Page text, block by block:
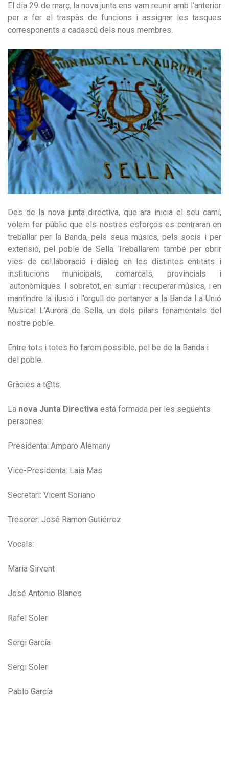
El dia 29 de març, la nova junta ens vam reunir amb l’anterior
per a fer el traspàs de funcions i assignar les tasques
corresponents a cadascú dels nous membres.
Des de la nova junta directiva, que ara inicia el seu camí,
volem fer públic que els nostres esforços es centraran en
treballar per la Banda, pels seus músics, pels socis i per
extensió, pel poble de Sella. Treballarem també per obrir
vies de col.laboració i diàleg en les distintes entitats i
institucions municipals, comarcals, provincials i
autonòmiques. I sobretot, en sumar i recuperar músics, i en
mantindre la ilusió i l’orgull de pertanyer a la Banda La Unió
Musical L’Aurora de Sella, un dels pilars fonamentals del
nostre poble.
Entre tots i totes ho farem possible, pel be de la Banda i
del poble.
Gràcies a t@ts.
La nova Junta Directiva está formada per les següents
persones:
Presidenta: Amparo Alemany
Vice-Presidenta: Laia Mas
Secretari: Vicent Soriano
Tresorer: José Ramon Gutiérrez
Vocals:
Maria Sirvent
José Antonio Blanes
Rafel Soler
Sergi García
Sergi Soler
Pablo García